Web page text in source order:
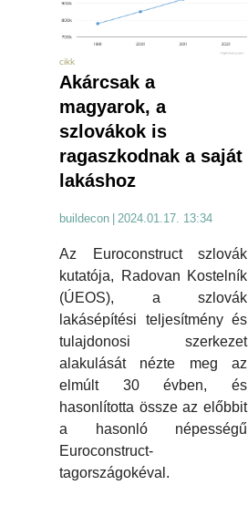
cikk
Akárcsak a
magyarok, a
szlovákok is
ragaszkodnak a saját
lakáshoz
buildecon 2024.01.17. 13:34
Az Euroconstruct szlovák
kutatója, Radovan Kostelník
(ÚEOS), a szlovák
lakásépítési teljesítmény és
tulajdonosi szerkezet
alakulását nézte meg az
elmúlt 30 évben, és
hasonlította össze az előbbit
a hasonló népességű
Euroconstruct-
tagországokéval.